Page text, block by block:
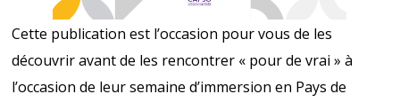
Cette publication est l’occasion pour vous de les
découvrir avant de les rencontrer « pour de vrai » à
l’occasion de leur semaine d’immersion en Pays de